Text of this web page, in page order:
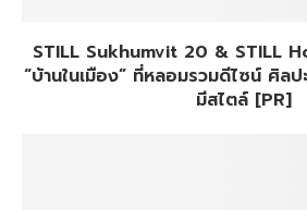
STILL Sukhumvit 20 & STILL
“บ้านในเมือง” ที่หลอมรวมดีไซน์ ศิลป
มีสไตล์ [PR]